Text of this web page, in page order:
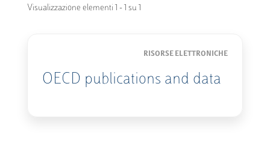
Visualizzazione elementi 1 - 1 su 1
RISORSE ELETTRONICHE
OECD publications and data